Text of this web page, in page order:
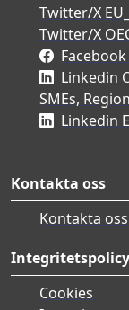
Twitter/X
Twitter/X
Linkedin
SMEs,
Linkedin
Kontakta oss
Kontakta oss
Cookies